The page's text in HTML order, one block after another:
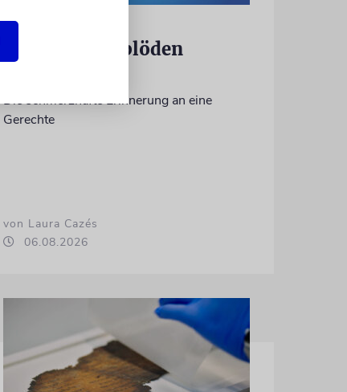
KULTURKOLUMNE
Es gibt keine blöden
Die schmerzhafte Erinnerung an eine
Gerechte
von Laura Cazés
06.08.2026